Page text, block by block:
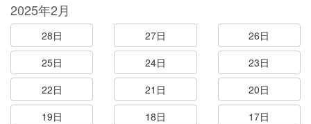
2025年2月
28日 27日
26日
25日
24日
23日
22日
21日
20日
19日
18日
17日